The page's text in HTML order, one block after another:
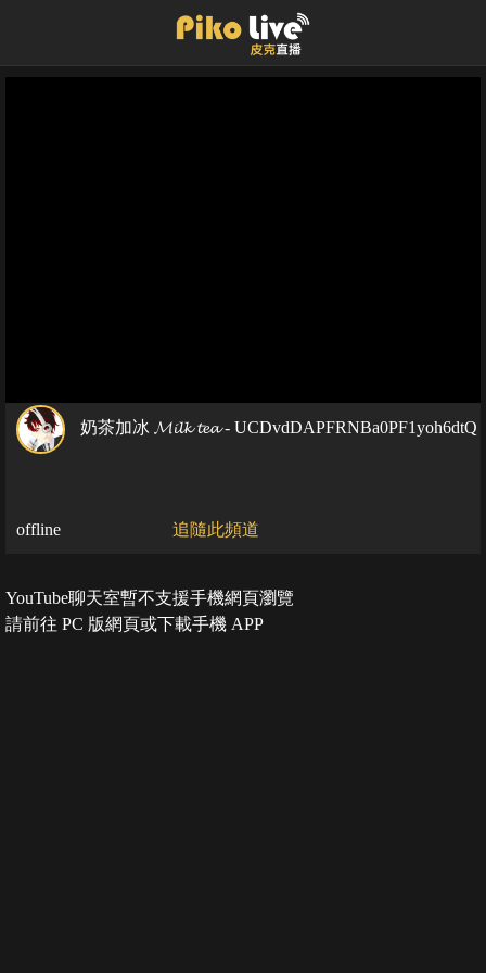
奶茶加冰 𝓜𝓲𝓵𝓴 𝓽𝓮𝓪 - UCDvdDAPFRNBa0PF1yoh6dtQ
offline 追隨此頻道
YouTube聊天室暫不支援手機網頁瀏覽
請前往 PC 版網頁或下載手機 APP